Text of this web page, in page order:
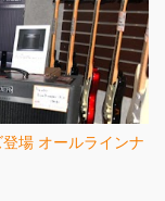
場 オールラインナ